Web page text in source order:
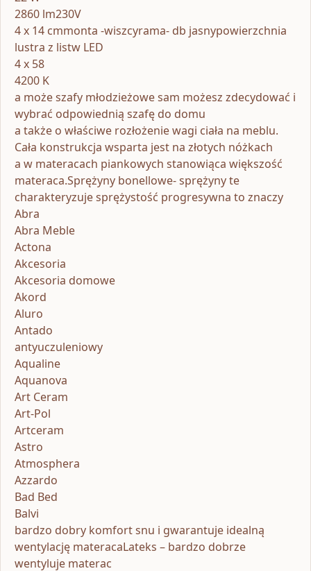
2860 lm230V
4 x 14 cmmonta -wiszcyrama- db jasnypowierzchnia
lustra z listw LED
4 x 58
4200 K
a może szafy młodzieżowe sam możesz zdecydować i
wybrać odpowiednią szafę do domu
a także o właściwe rozłożenie wagi ciała na meblu.
Cała konstrukcja wsparta jest na złotych nóżkach
a w materacach piankowych stanowiąca większość
materaca.Sprężyny bonellowe- sprężyny te
charakteryzuje sprężystość progresywna to znaczy
Abra
Abra Meble
Actona
Akcesoria
Akcesoria domowe
Akord
Aluro
Antado
antyuczuleniowy
Aqualine
Aquanova
Art Ceram
Art-Pol
Artceram
Astro
Atmosphera
Azzardo
Bad Bed
Balvi
bardzo dobry komfort snu i gwarantuje idealną
wentylację materacaLateks – bardzo dobrze
wentyluje materac